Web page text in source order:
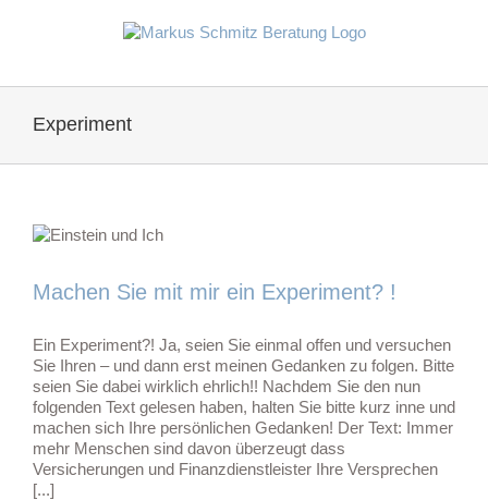
Experiment
Machen Sie mit mir ein Experiment? !
Ein Experiment?! Ja, seien Sie einmal offen und versuchen
Sie Ihren – und dann erst meinen Gedanken zu folgen. Bitte
seien Sie dabei wirklich ehrlich!! Nachdem Sie den nun
folgenden Text gelesen haben, halten Sie bitte kurz inne und
machen sich Ihre persönlichen Gedanken! Der Text: Immer
mehr Menschen sind davon überzeugt dass
Versicherungen und Finanzdienstleister Ihre Versprechen
[...]